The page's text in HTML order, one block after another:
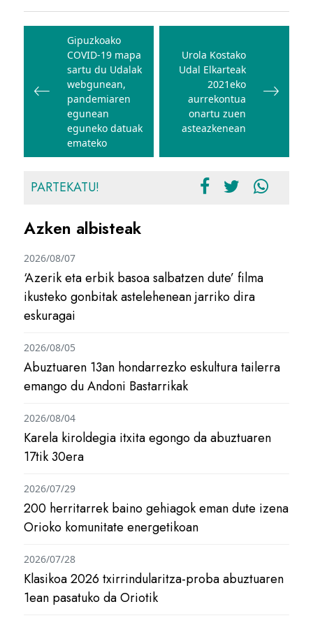
Bidalketetan
zehar
nabigatu
Gipuzkoako
COVID-19 mapa
sartu du Udalak
webgunean,
pandemiaren
egunean
eguneko datuak
emateko
Urola Kostako
Udal Elkarteak
2021eko
aurrekontua
onartu zuen
asteazkenean
PARTEKATU!
Azken albisteak
‘Azerik eta erbik basoa salbatzen dute’ filma
ikusteko gonbitak astelehenean jarriko dira
eskuragai
2026/08/07
Abuztuaren 13an hondarrezko eskultura tailerra
emango du Andoni Bastarrikak
2026/08/05
Karela kiroldegia itxita egongo da abuztuaren
17tik 30era
2026/08/04
200 herritarrek baino gehiagok eman dute izena
Orioko komunitate energetikoan
2026/07/29
Klasikoa 2026 txirrindularitza-proba abuztuaren
1ean pasatuko da Oriotik
2026/07/28